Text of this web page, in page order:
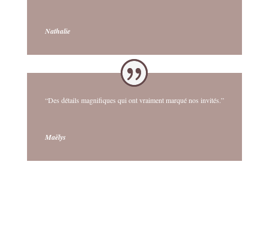
Nathalie
“Des détails magnifiques qui ont vraiment marqué nos invités.”
Maëlys